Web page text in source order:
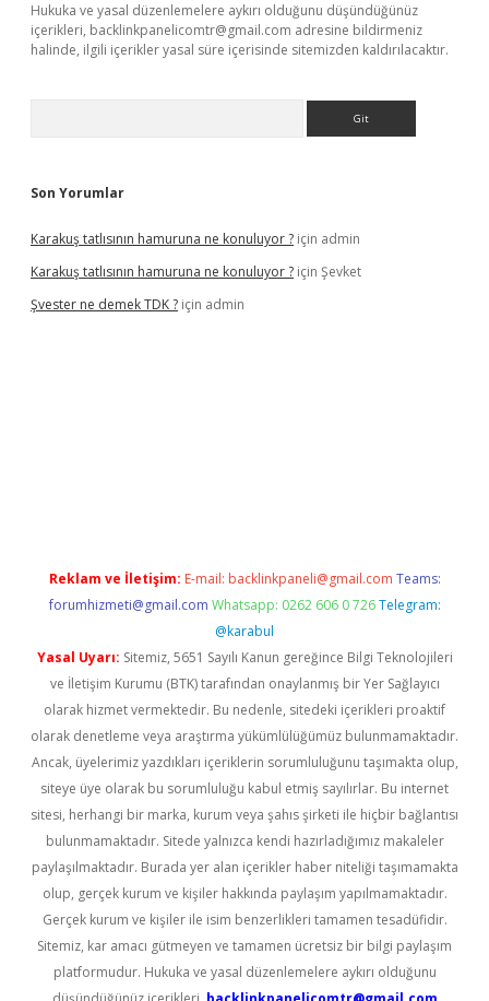
Hukuka ve yasal düzenlemelere aykırı olduğunu düşündüğünüz
içerikleri, backlinkpanelicomtr@gmail.com adresine bildirmeniz
halinde, ilgili içerikler yasal süre içerisinde sitemizden kaldırılacaktır.
Son Yorumlar
Karakuş tatlısının hamuruna ne konuluyor ? için admin
Karakuş tatlısının hamuruna ne konuluyor ? için Şevket
Şvester ne demek TDK ? için admin
Reklam ve İletişim: E-mail: backlinkpaneli@gmail.com Teams:
forumhizmeti@gmail.com Whatsapp: 0262 606 0 726 Telegram:
@karabul
Yasal Uyarı: Sitemiz, 5651 Sayılı Kanun gereğince Bilgi Teknolojileri
ve İletişim Kurumu (BTK) tarafından onaylanmış bir Yer Sağlayıcı
olarak hizmet vermektedir. Bu nedenle, sitedeki içerikleri proaktif
olarak denetleme veya araştırma yükümlülüğümüz bulunmamaktadır.
Ancak, üyelerimiz yazdıkları içeriklerin sorumluluğunu taşımakta olup,
siteye üye olarak bu sorumluluğu kabul etmiş sayılırlar. Bu internet
sitesi, herhangi bir marka, kurum veya şahıs şirketi ile hiçbir bağlantısı
bulunmamaktadır. Sitede yalnızca kendi hazırladığımız makaleler
paylaşılmaktadır. Burada yer alan içerikler haber niteliği taşımamakta
olup, gerçek kurum ve kişiler hakkında paylaşım yapılmamaktadır.
Gerçek kurum ve kişiler ile isim benzerlikleri tamamen tesadüfidir.
Sitemiz, kar amacı gütmeyen ve tamamen ücretsiz bir bilgi paylaşım
platformudur. Hukuka ve yasal düzenlemelere aykırı olduğunu